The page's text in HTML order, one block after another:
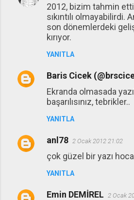
r
2012, bizim tahmin
sıkıntılı olmayabilirdi.
son dönemlerdeki
kırıyor.
YANITLA
Baris Cicek
Ekranda olmasada
başarılısınız, tebrikler..
YANITLA
anl78 2 Ocak 2012 21:02
çok güzel bir yazı
YANITLA
Emin DEMİREL 2 Ocak